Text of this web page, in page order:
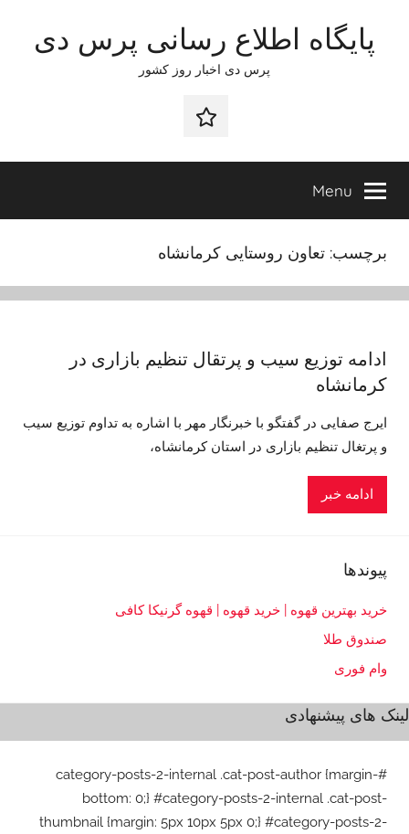
content
پایگاه اطلاع رسانی پرس دی
پرس دی اخبار روز کشور
صفحه
Menu
برچسب: تعاون روستایی کرمانشاه
ادامه توزیع سیب و پرتقال تنظیم بازاری در
کرمانشاه
ایرج صفایی در گفتگو با خبرنگار مهر با اشاره به تداوم توزیع سیب
و پرتغال تنظیم بازاری در استان کرمانشاه،
ادامه خبر
پیوندها
خرید بهترین قهوه | خرید قهوه | قهوه گرنیکا کافی
صندوق طلا
وام فوری
لینک های پیشنهادی
#category-posts-2-internal .cat-post-author {margin-
bottom: 0;} #category-posts-2-internal .cat-post-
thumbnail {margin: 5px 10px 5px 0;} #category-posts-2-